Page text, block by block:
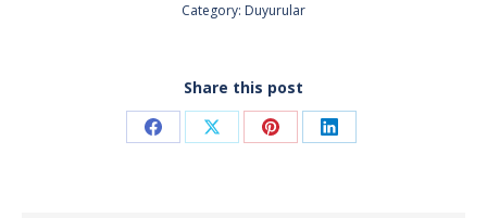
Category: Duyurular
Share this post
Share Share Share Share